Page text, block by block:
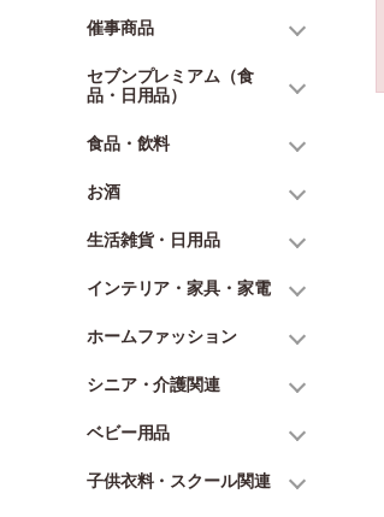
催事商品
セブンプレミアム（食
品・日用品）
食品・飲料
お酒
生活雑貨・日用品
インテリア・家具・家電
ホームファッション
シニア・介護関連
ベビー用品
子供衣料・スクール関連